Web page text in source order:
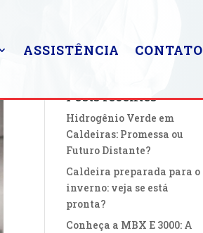
ASSISTÊNCIA CONTATO
Posts recentes
Hidrogênio Verde em
Caldeiras: Promessa ou
Futuro Distante?
Caldeira preparada para o
inverno: veja se está
pronta?
Conheça a MBX E 3000: A